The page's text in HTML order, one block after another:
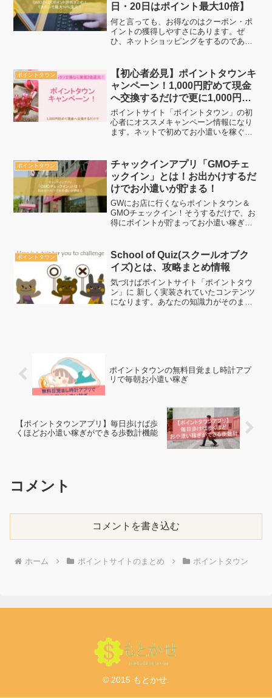
日・20日はポイント最大10倍】
何と言っても、お得なのはクーポン・ポ
イントの獲得しやすさにあります。ぜ
ひ、ネットショッピングをするのであれ
ポイントタウン
【初心者必見】ポイントタウンキ
ャンペーン！1,000円貯めて現金
へ交換するだけで更に1,000円貰
う方法【12/31まで】【100%還元
案件出現中】
ポイントサイト「ポイントタウン」の初
心者にオススメキャンペーン情報になり
ます。ネットで初めてお小遣いを稼ぐな
で「あなたは更に効率よくお小遣い稼ぎ
をする事が出来ます」ぜ...
ポイントタウン
チャックインアプリ「GMOチェ
ックイン」とは！お出かけするだ
けでお小遣いが貯まる！
GWにお店に行くならポイントタウン＆
GMOチェックイン！そうするだけで、お
得にポイントが貯まってお小遣い稼ぎ＆
ポイントタウン
School of Quiz(スクールオブク
イズ)とは、攻略まとめ情報
気づけばポイントサイト「ポイントタウ
ン」に 新しく実装されていたコンテンツ
になります。あなたの知識力がそのまま
ポイントタウンの無料目覚まし時計アプ
リで毎朝お小遣い稼ぎ
【ポイントタウンアプリ】毎日歩けば歩
くほどお小遣い稼ぎができる歩数計機能
コメント
コメントを書き込む
ホーム ポイントサイトのまとめ ポイントタウン
© 2015 もとかせ.